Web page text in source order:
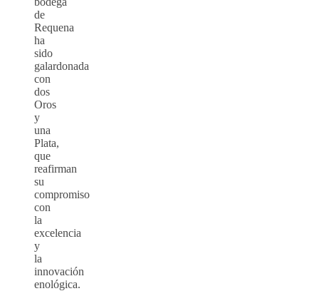
de
Requena
ha
sido
galardonada
con
dos
Oros
y
una
Plata,
que
reafirman
su
compromiso
con
la
excelencia
y
la
innovación
enológica.